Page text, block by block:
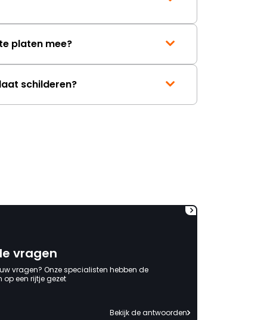
platen mee?
schilderen?
vragen
vragen? Onze specialisten hebben de
een rijtje gezet
Bekijk de antwoorden